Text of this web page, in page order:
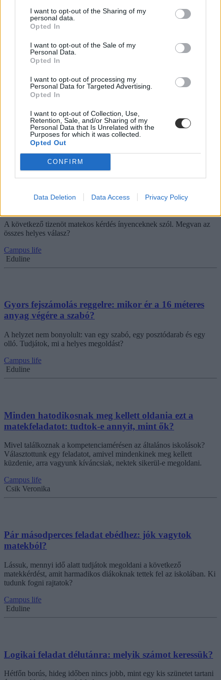
I want to opt-out of the Sharing of my
personal data.
Opted In
I want to opt-out of the Sale of my
Personal Data.
Opted In
I want to opt-out of processing my
Personal Data for Targeted Advertising.
Opted In
I want to opt-out of Collection, Use,
Retention, Sale, and/or Sharing of my
Personal Data that Is Unrelated with the
Purposes for which it was collected.
Opted Out
CONFIRM
Data Deletion Data Access Privacy Policy
Campus life
Bekerülnétek általános iskolába, ha ez a teszt lenne a
beugró?
megoldaniuk a kompetenciamérésen matekból. Kössétek fel a
nadrágotokat.
Campus life
Izgalmas matekteszt: ha ma kedd van, milyen nap
lesz 100 nap múlva?
A következő tizenöt matekos kérdés ínyenceknek szól. Megvan az
összes helyes válasz?
Campus life
Eduline
Gyors fejszámolás reggelre: mikor ér a 16 méteres
anyag végére a szabó?
A helyzet nem bonyolult: van egy szabó, egy posztódarab és egy
olló. Tudjátok, mi a helyes megoldást?
Campus life
Eduline
Minden hatodikosnak meg kellett oldania ezt a
matekfeladatot: tudtok-e annyit, mint ők?
Mivel találkoznak a kompetenciamérésen az általános iskolások?
Választottunk egy feladatot, amivel mindenkinek meg kellett
küzdenie, arra vagyunk kíváncsiak, nektek sikerül-e megoldani.
Campus life
Csik Veronika
Pár másodperces feladat ebédhez: jók vagytok
matekból?
Lássuk, mennyi idő alatt tudjátok megoldani a következő
matekkérdést, amit harmadikos diákoknak tettek fel az iskolában. Ki
tudunk fogni rajtatok?
Campus life
Eduline
Logikai feladat délutánra: melyik számot keressük?
Hétfőn borús, hideg időben nincs jobb, mint egy kis szünetet tartani